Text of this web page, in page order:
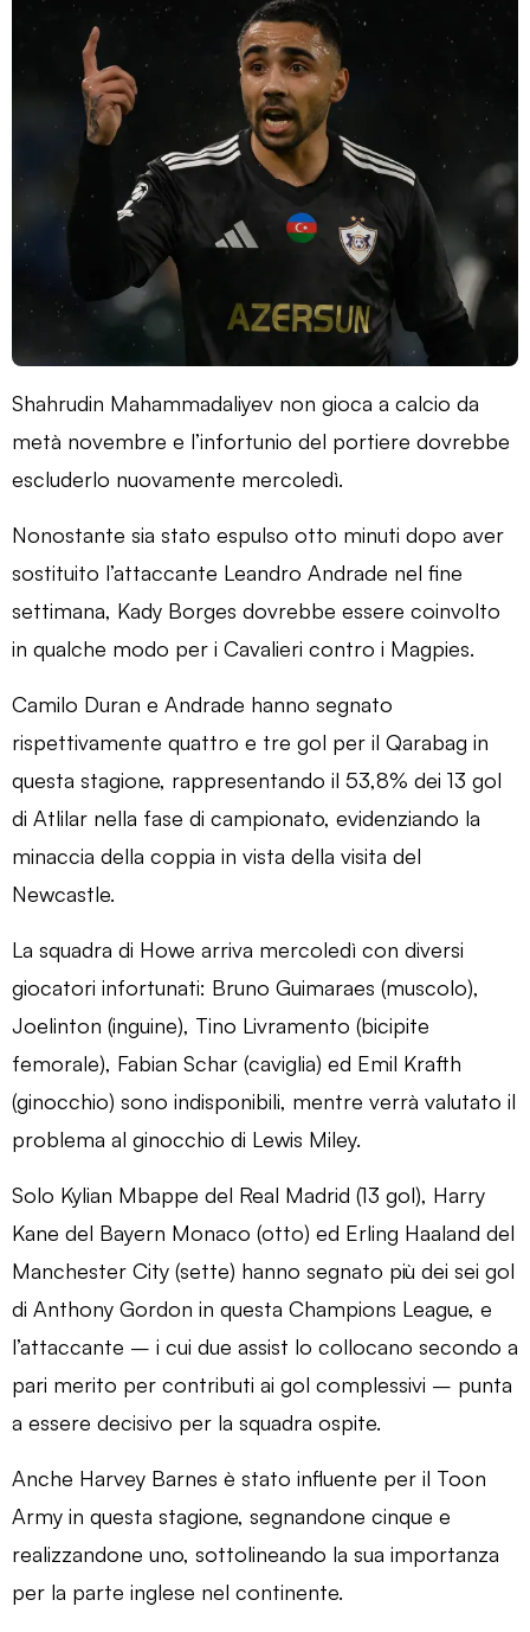
Shahrudin Mahammadaliyev non gioca a calcio da
metà novembre e l’infortunio del portiere dovrebbe
escluderlo nuovamente mercoledì.
Nonostante sia stato espulso otto minuti dopo aver
sostituito l’attaccante Leandro Andrade nel fine
settimana, Kady Borges dovrebbe essere coinvolto
in qualche modo per i Cavalieri contro i Magpies.
Camilo Duran e Andrade hanno segnato
rispettivamente quattro e tre gol per il Qarabag in
questa stagione, rappresentando il 53,8% dei 13 gol
di Atlilar nella fase di campionato, evidenziando la
minaccia della coppia in vista della visita del
Newcastle.
La squadra di Howe arriva mercoledì con diversi
giocatori infortunati: Bruno Guimaraes (muscolo),
Joelinton (inguine), Tino Livramento (bicipite
femorale), Fabian Schar (caviglia) ed Emil Krafth
(ginocchio) sono indisponibili, mentre verrà valutato il
problema al ginocchio di Lewis Miley.
Solo Kylian Mbappe del Real Madrid (13 gol), Harry
Kane del Bayern Monaco (otto) ed Erling Haaland del
Manchester City (sette) hanno segnato più dei sei gol
di Anthony Gordon in questa Champions League, e
l’attaccante – i cui due assist lo collocano secondo a
pari merito per contributi ai gol complessivi – punta
a essere decisivo per la squadra ospite.
Anche Harvey Barnes è stato influente per il Toon
Army in questa stagione, segnandone cinque e
realizzandone uno, sottolineando la sua importanza
per la parte inglese nel continente.